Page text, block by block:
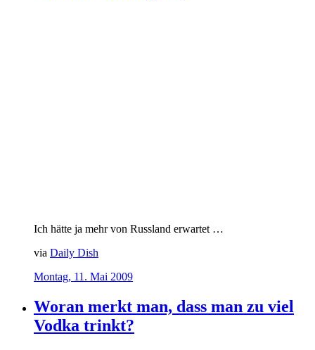
Ich hätte ja mehr von Russland erwartet …
via Daily Dish
Montag, 11. Mai 2009
Woran merkt man, dass man zu viel
Vodka trinkt?